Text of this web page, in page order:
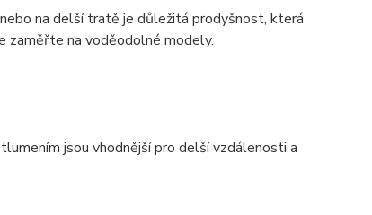
na delší tratě je důležitá prodyšnost, která
zaměřte na voděodolné modely.
jsou vhodnější pro delší vzdálenosti a